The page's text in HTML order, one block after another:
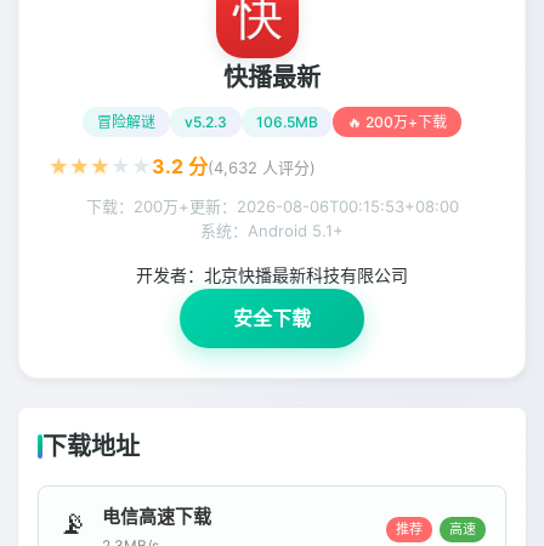
快播最新
冒险解谜 v5.2.3 106.5MB 🔥 200万+下载
★ ★ ★ ★ ★ 3.2 分(4,632 人评分)
下载：200万+更新： 2026-08-06T00:15:53+08:00
系统：Android 5.1+
开发者： 北京快播最新科技有限公司
安全下载
下载地址
📡 电信高速下载
推荐 高速